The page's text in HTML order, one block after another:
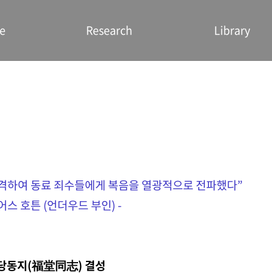
Research Library
하여 동료 죄수들에게 복음을 열광적으로 전파했다”
스 호튼 (언더우드 부인) -​
동지(福堂同志) 결성